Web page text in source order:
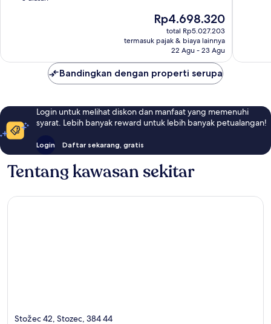
Harga
sekarang
Rp4.698.320
Rp4.698.320
total Rp5.027.203
termasuk pajak & biaya lainnya
22 Agu - 23 Agu
Bandingkan dengan properti serupa
Login untuk melihat diskon dan manfaat yang memenuhi
syarat. Lebih banyak reward untuk lebih banyak petualangan!
Login Daftar sekarang, gratis
Tentang kawasan sekitar
Stožec 42, Stozec, 384 44